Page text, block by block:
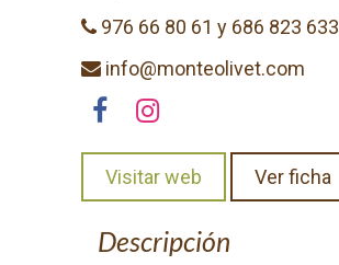
976 66 80 61 y 686 823 633
info@monteolivet.com
Visitar web Ver ficha
Descripción